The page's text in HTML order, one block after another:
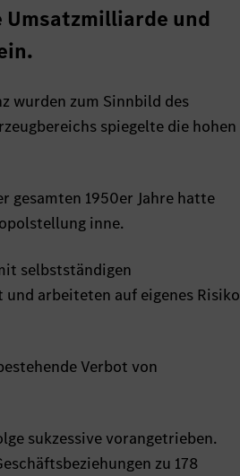
Umsatzmilliarde und
wurden zum Sinnbild des
spiegelte die hohen
gesamten 1950er Jahre hatte
inne.
selbstständigen
arbeiteten auf eigenes Risiko
Verbot von
sukzessive vorangetrieben.
zu 178